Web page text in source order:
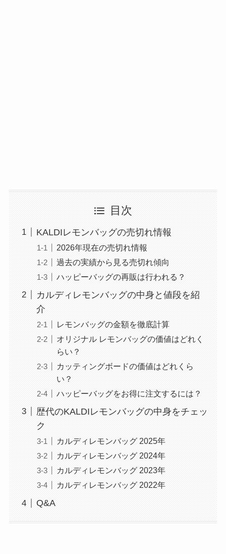
目次
KALDIレモンバッグの売切れ情報
2026年現在の売切れ情報
過去の実績から見る売切れ傾向
ハッピーバッグの再販は行われる？
カルディレモンバッグの中身と値段を紹
介
レモンバッグの金額を徹底計算
オリジナル レモンバッグの価値はどれく
らい？
カッティングボードの価値はどれくら
い？
ハッピーバッグをお得に注文するには？
歴代のKALDIレモンバッグの中身をチェッ
ク
カルディレモンバッグ 2025年
カルディレモンバッグ 2024年
カルディレモンバッグ 2023年
カルディレモンバッグ 2022年
Q&A